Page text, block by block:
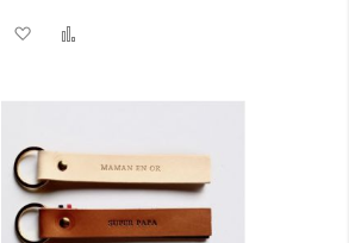
Ajouter
liste
d’envie